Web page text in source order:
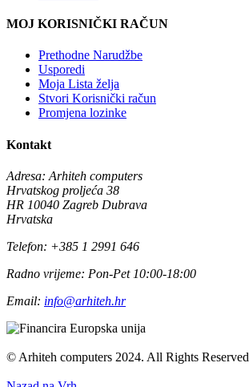
MOJ KORISNIČKI RAČUN
Prethodne Narudžbe
Usporedi
Moja Lista želja
Stvori Korisnički račun
Promjena lozinke
Kontakt
Adresa: Arhiteh computers
Hrvatskog proljeća 38
HR 10040 Zagreb Dubrava
Hrvatska
Telefon: +385 1 2991 646
Radno vrijeme: Pon-Pet 10:00-18:00
Email: info@arhiteh.hr
© Arhiteh computers 2024. All Rights Reserved